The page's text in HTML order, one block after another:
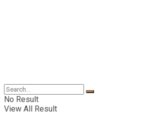
No Result
View All Result